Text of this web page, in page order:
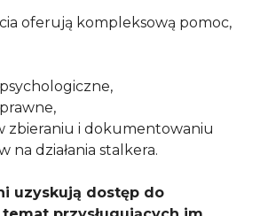
oferują kompleksową pomoc,
zbieraniu i dokumentowaniu
na działania stalkera.
uzyskują dostęp do